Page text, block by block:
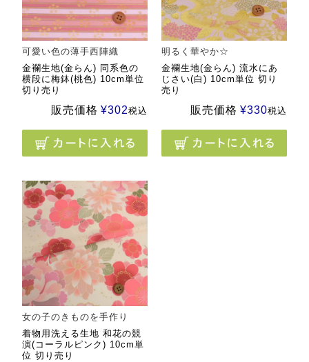
可愛い色の薄手西陣織
金襴生地(金らん) 同系色の
横段に梅鉢(桃色) 10cm単位
切り売り
販売価格 ¥302税込
明るく華やか☆
金襴生地(金らん) 流水にあ
じさい(白) 10cm単位 切り
売り
販売価格 ¥330税込
女の子のきものを手作り
着物用洗える生地 和花の競
演(コーラルピンク) 10cm単
位 切り売り